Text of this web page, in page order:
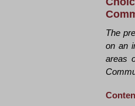
The
on an
areas